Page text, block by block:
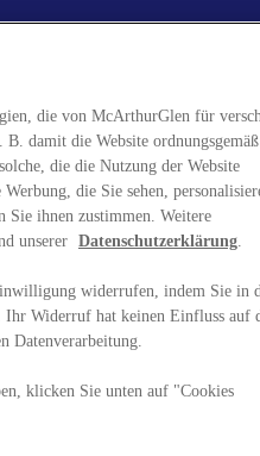
die von McArthurGlen für
damit die Website ordnungsgemäß
die die Nutzung der Website
die Sie sehen,
Sie ihnen zustimmen. Weitere
unserer Datenschutzerklärung.
widerrufen, indem Sie in
Ihr Widerruf hat keinen Einfluss auf
Datenverarbeitung.
klicken Sie unten auf "Cookies